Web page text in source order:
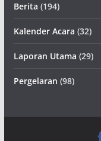
Berita (194)
Kalender Acara (32)
Laporan Utama (29)
Pergelaran (98)